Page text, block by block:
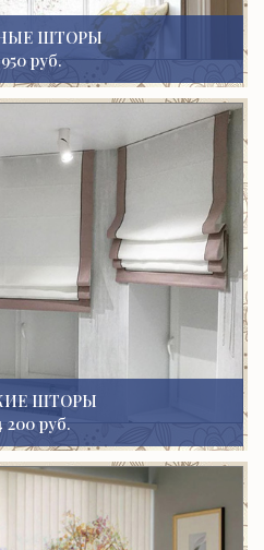
ШТОРЫ
руб.
ШТОРЫ
200 руб.